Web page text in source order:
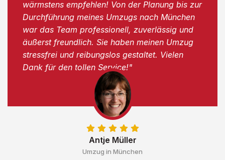
Antje Müller
Umzug in München
wärmstens empfehlen! Von der Planung bis zur
Durchführung meines Umzugs nach München
war das Team professionell, zuverlässig und
äußerst freundlich. Sie haben meinen Umzug
stressfrei und reibungslos gestaltet. Vielen
Dank für den tollen Service!"